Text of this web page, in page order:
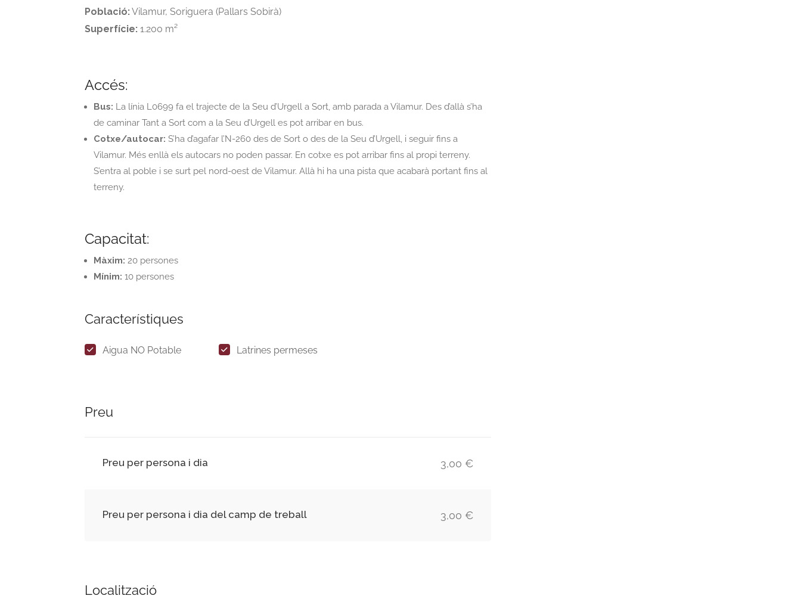
Població:Vilamur, Soriguera (Pallars Sobirà)
Superfície: 1.200 m²
Accés:
Bus: La línia L0699 fa el trajecte de la Seu d’Urgell a Sort, amb parada a Vilamur. Des d’allà s’ha
de caminar Tant a Sort com a la Seu d’Urgell es pot arribar en bus.
Cotxe/autocar: S’ha d’agafar l’N-260 des de Sort o des de la Seu d’Urgell, i seguir fins a
Vilamur. Més enllà els autocars no poden passar. En cotxe es pot arribar fins al propi terreny.
S’entra al poble i se surt pel nord-oest de Vilamur. Allà hi ha una pista que acabarà portant fins al
terreny.
Capacitat:
Màxim: 20 persones
Mínim: 10 persones
Característiques
Aigua NO Potable Latrines permeses
Preu
Preu per persona i dia 3,00 €
Preu per persona i dia del camp de treball 3,00 €
Localització